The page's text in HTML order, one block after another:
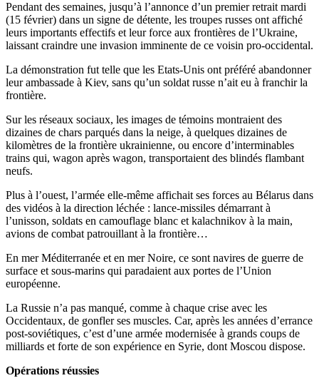
Pendant des semaines, jusqu’à l’annonce d’un premier retrait mardi
(15 février) dans un signe de détente, les troupes russes ont affiché
leurs importants effectifs et leur force aux frontières de l’Ukraine,
laissant craindre une invasion imminente de ce voisin pro-occidental.
La démonstration fut telle que les Etats-Unis ont préféré abandonner
leur ambassade à Kiev, sans qu’un soldat russe n’ait eu à franchir la
frontière.
Sur les réseaux sociaux, les images de témoins montraient des
dizaines de chars parqués dans la neige, à quelques dizaines de
kilomètres de la frontière ukrainienne, ou encore d’interminables
trains qui, wagon après wagon, transportaient des blindés flambant
neufs.
Plus à l’ouest, l’armée elle-même affichait ses forces au Bélarus dans
des vidéos à la direction léchée : lance-missiles démarrant à
l’unisson, soldats en camouflage blanc et kalachnikov à la main,
avions de combat patrouillant à la frontière…
En mer Méditerranée et en mer Noire, ce sont navires de guerre de
surface et sous-marins qui paradaient aux portes de l’Union
européenne.
La Russie n’a pas manqué, comme à chaque crise avec les
Occidentaux, de gonfler ses muscles. Car, après les années d’errance
post-soviétiques, c’est d’une armée modernisée à grands coups de
milliards et forte de son expérience en Syrie, dont Moscou dispose.
Opérations réussies